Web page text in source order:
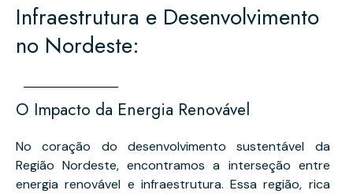
Infraestrutura e Desenvolvimento
no Nordeste:
O Impacto da Energia Renovável
No coração do desenvolvimento sustentável da
Região Nordeste, encontramos a interseção entre
energia renovável e infraestrutura. Essa região, rica